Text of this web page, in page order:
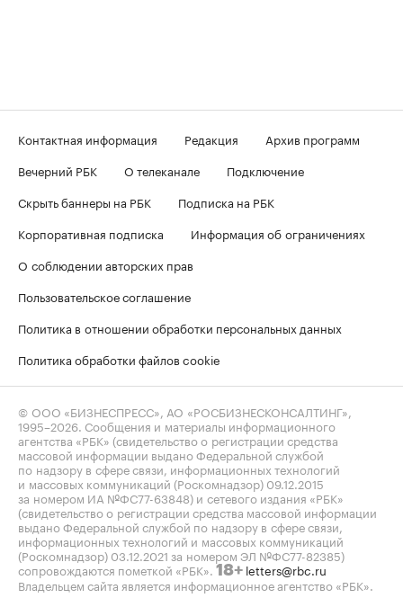
Контактная информация Редакция
Архив программ
Вечерний РБК
О телеканале
Подключение
Скрыть баннеры на РБК
Подписка на РБК
Корпоративная подписка
Информация об ограничениях
О соблюдении авторских прав
Пользовательское соглашение
Политика в отношении обработки персональных данных
Политика обработки файлов cookie
© ООО «БИЗНЕСПРЕСС», АО «РОСБИЗНЕСКОНСАЛТИНГ»,
1995–2026 . Сообщения и материалы информационного
агентства «РБК» (свидетельство о регистрации средства
массовой информации выдано Федеральной службой
по надзору в сфере связи, информационных технологий
и массовых коммуникаций (Роскомнадзор) 09.12.2015
за номером ИА №ФС77-63848) и сетевого издания «РБК»
(свидетельство о регистрации средства массовой информации
выдано Федеральной службой по надзору в сфере связи,
информационных технологий и массовых коммуникаций
(Роскомнадзор) 03.12.2021 за номером ЭЛ №ФС77-82385)
сопровождаются пометкой «РБК». 18+ letters@rbc.ru
Владельцем сайта является информационное агентство «РБК».